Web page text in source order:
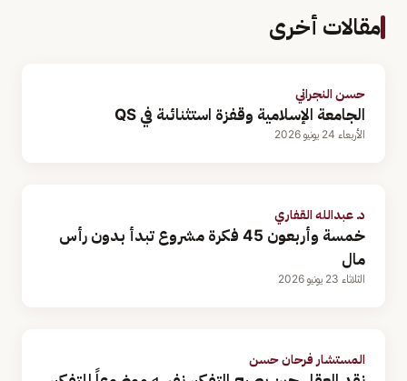
مقالات أخرى
حسن النجراني
الجامعة الإسلامية وقفزة استثنائىة في QS
الأربعاء 24 يونيو 2026
د. عبدالله القفاري
خمسة وأربعون 45 فكرة مشروع تبدأ بدون رأس
مال
الثلاثاء 23 يونيو 2026
المستشار فرحان حسن